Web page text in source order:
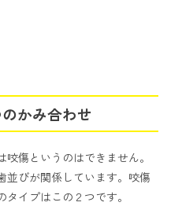
かみ合わせ
傷というのはできません。
並びが関係しています。咬傷
イプはこの２つです。